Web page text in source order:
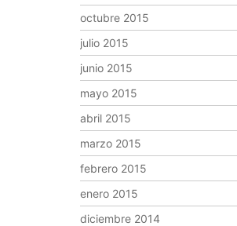
octubre 2015
julio 2015
junio 2015
mayo 2015
abril 2015
marzo 2015
febrero 2015
enero 2015
diciembre 2014